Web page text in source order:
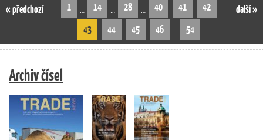
« předchozí 1 … 14 … 28 … 40 41
42
43
44 45 46 … 54
další »
Archiv čísel